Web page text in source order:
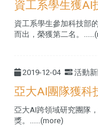
資工系學生獲AI
資工系學生參加科技部
而出，榮獲第二名。
2019-12-04 活動
亞大AI團隊獲科
亞大AI跨領域研究團隊
獎。......(more)